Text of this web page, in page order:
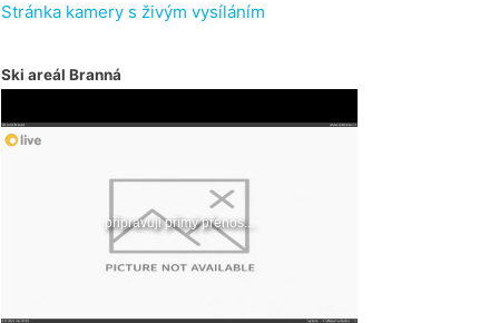
Stránka kamery s živým vysíláním
Ski areál Branná